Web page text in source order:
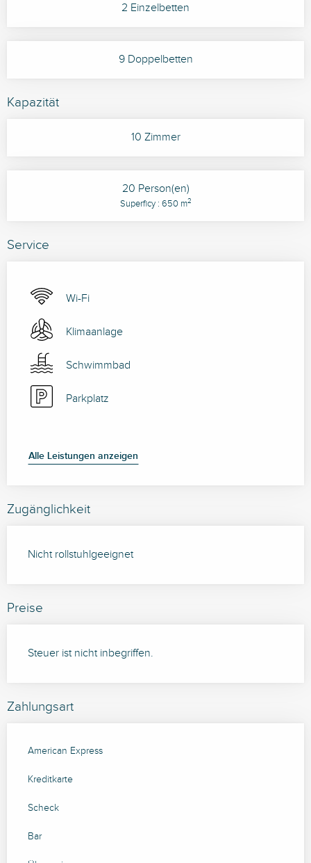
2 Einzelbetten
9 Doppelbetten
Kapazität
10 Zimmer
20 Person(en)
Superficy : 650 m2
Service
Wi-Fi
Klimaanlage
Schwimmbad
Parkplatz
Alle Leistungen anzeigen
Zugänglichkeit
Nicht rollstuhlgeeignet
Preise
Steuer ist nicht inbegriffen.
Zahlungsart
American Express
Kreditkarte
Scheck
Bar